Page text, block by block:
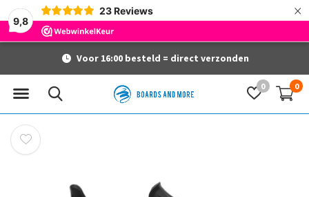
9,8
23 Reviews ×
0 0
Voor 16:00 besteld = direct verzonden